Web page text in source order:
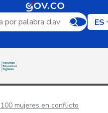
búsqueda por palabra clave
ES
100 mujeres en conflicto